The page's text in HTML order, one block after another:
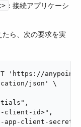
​: 接続アプリケーシ
ら、次の要求を実
'https://
json' \
client-id>",
client-secret>"